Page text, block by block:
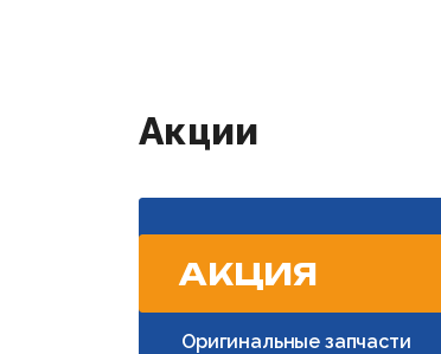
Акции
АКЦИЯ
Оригинальные запчасти